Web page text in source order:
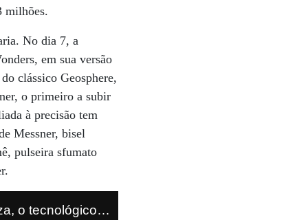
milhões.
No dia 7, a
em sua versão
clássico Geosphere,
o primeiro a subir
à precisão tem
Messner, bisel
pulseira sfumato
o tecnológico